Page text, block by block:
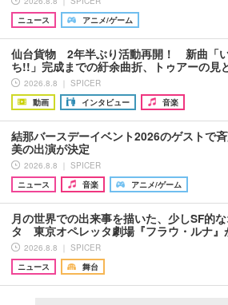
ニュース
アニメ/ゲーム
仙台貨物 2年半ぶり活動再開！ 新曲「
ち!!」完成までの紆余曲折、トゥアーの見
2026.8.8 ｜ SPICER
動画
インタビュー 音楽
結那バースデーイベント2026のゲストで
美の出演が決定
2026.8.8 ｜ SPICER
ニュース
音楽 アニメ/ゲーム
月の世界での出来事を描いた、少しSF的
タ 東京オペレッタ劇場『フラウ・ルナ』
2026.8.8 ｜ SPICER
ニュース
舞台